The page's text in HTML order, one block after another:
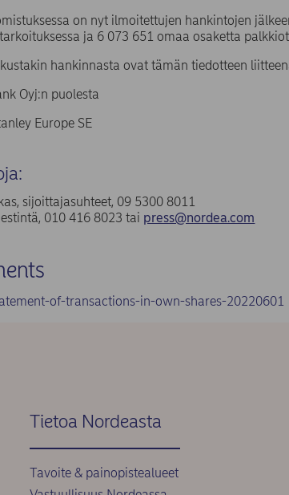
on nyt ilmoitettujen hankintojen
ja 6 073 651 omaa osaketta
hankinnasta ovat tämän tiedotteen
Oyj:n puolesta
Europe SE
sijoittajasuhteet, 09 5300 8011
010 416 8023 tai press@nordea.com
of-transactions-in-own-shares-20220601
Tietoa Nordeasta
Tavoite & painopistealueet